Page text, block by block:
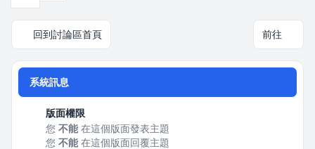
回到討論區首頁 前往
系統訊息
版面權限
您 不能在這個版面發表主題
您 不能在這個版面回覆主題